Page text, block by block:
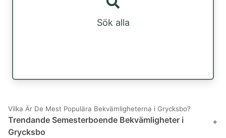
Sök alla
Vilka Är De Mest Populära Bekvämligheterna i Grycksbo?
Trendande Semesterboende Bekvämligheter i
Grycksbo
+